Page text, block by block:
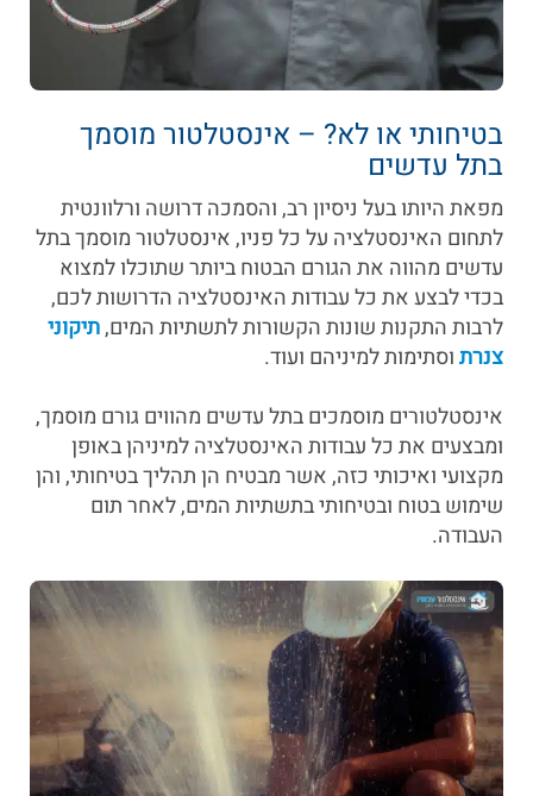
בטיחותי או לא? – אינסטלטור מוסמך
בתל עדשים
מפאת היותו בעל ניסיון רב, והסמכה דרושה ורלוונטית
לתחום האינסטלציה על כל פניו, אינסטלטור מוסמך בתל
עדשים מהווה את הגורם הבטוח ביותר שתוכלו למצוא
בכדי לבצע את כל עבודות האינסטלציה הדרושות לכם,
לרבות התקנות שונות הקשורות לתשתיות המים,תיקוני
צנרתוסתימות למיניהם ועוד.
אינסטלטורים מוסמכים בתל עדשים מהווים גורם מוסמך,
ומבצעים את כל עבודות האינסטלציה למיניהן באופן
מקצועי ואיכותי כזה, אשר מבטיח הן תהליך בטיחותי, והן
שימוש בטוח ובטיחותי בתשתיות המים, לאחר תום
העבודה.